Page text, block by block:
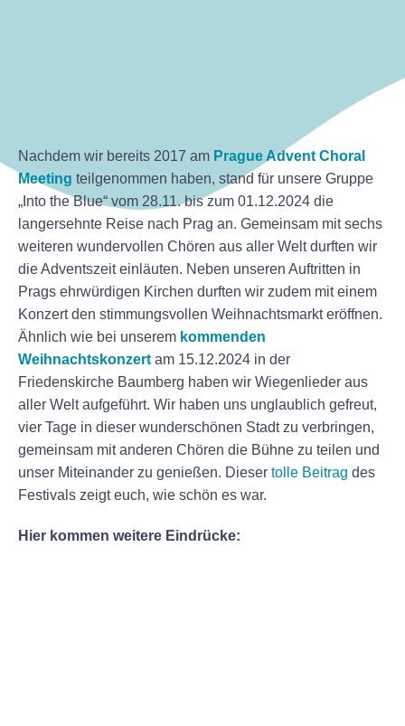
Nachdem wir bereits 2017 am Prague Advent Choral
Meeting teilgenommen haben, stand für unsere Gruppe
„Into the Blue“ vom 28.11. bis zum 01.12.2024 die
langersehnte Reise nach Prag an. Gemeinsam mit sechs
weiteren wundervollen Chören aus aller Welt durften wir
die Adventszeit einläuten. Neben unseren Auftritten in
Prags ehrwürdigen Kirchen durften wir zudem mit einem
Konzert den stimmungsvollen Weihnachtsmarkt eröffnen.
Ähnlich wie bei unserem kommenden
Weihnachtskonzert am 15.12.2024 in der
Friedenskirche Baumberg haben wir Wiegenlieder aus
aller Welt aufgeführt. Wir haben uns unglaublich gefreut,
vier Tage in dieser wunderschönen Stadt zu verbringen,
gemeinsam mit anderen Chören die Bühne zu teilen und
unser Miteinander zu genießen. Dieser tolle Beitrag des
Festivals zeigt euch, wie schön es war.
Hier kommen weitere Eindrücke: